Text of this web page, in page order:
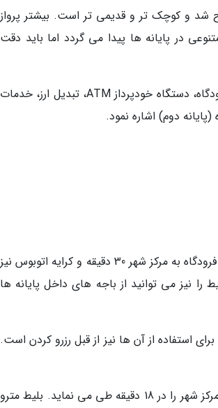
دارای دو پایانه مسافربری است. پایانه 1 در سال 1937 افتتاح شد و کوچک تر و قدیمی تر است. بیشتر پرواز
های متنوعی در پایانه ها پیدا می گردد اما باید دقت
از امکانات فرودگاه نیز می توان به اینترنت وای فای رایگان، تور گردش در فرودگاه، دستگاه خودپرداز ATM، تبدیل ارز، خدمات
دوم) اشاره نمود.
دو خط اتوبوس برای فرودگاه صوفیه در نظر گرفته شده است. زمان رسیدن از فرودگاه به مرکز شهر 30 دقیقه و کرایه اتوبوس نیز
تا 23 فعالیت می نمایند. بلیط را نیز می توانید از باجه های داخل پایانه ها
استفاده از آن ها نیز از قبل رزرو کردن است.
فوردگاه صوفیه یک ایستگاه مترو در پایانه 2 دارد که مسافت بین فرودگاه تا مرکز شهر را در 18 دقیقه طی می نماید. بلیط مترو